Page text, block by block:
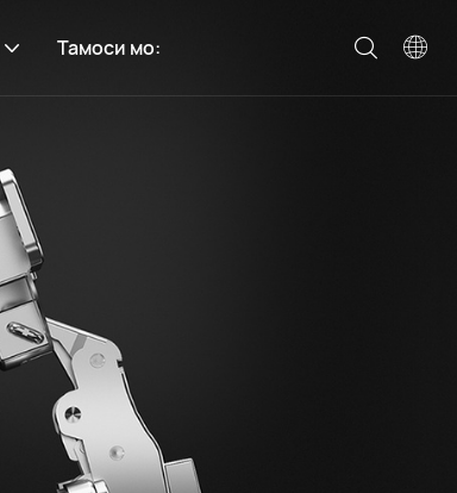
Тамоси мо: